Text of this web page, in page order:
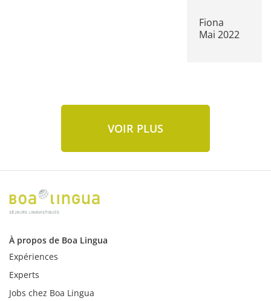
Fiona
Mai 2022
VOIR PLUS
À propos de Boa Lingua
Expériences
Experts
Jobs chez Boa Lingua